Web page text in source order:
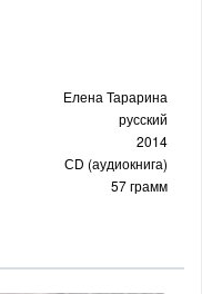
Елена Тарарина
русский
2014
СD (аудиокнига)
57 грамм